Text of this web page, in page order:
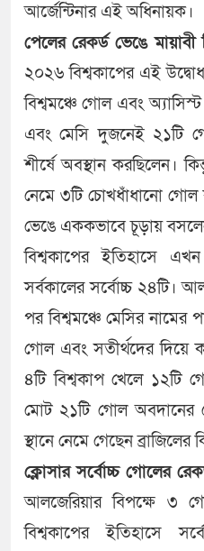
আর্জেন্টিনার এই অধিনায়ক।
পেলের রেকর্ড ভেঙে মায়াবী
২০২৬ বিশ্বকাপের এই
বিশ্বমঞ্চে গোল এবং
এবং মেসি দুজনেই ২১টি
শীর্ষে অবস্থান করছিলেন।
নেমে ৩টি চোখধাঁধানো
ভেঙে এককভাবে চূড়ায়
বিশ্বকাপের ইতিহাসে
সর্বকালের সর্বোচ্চ ২৪টি।
পর বিশ্বমঞ্চে মেসির
গোল এবং সতীর্থদের দিয়ে
৪টি বিশ্বকাপ খেলে ১২টি
মোট ২১টি গোল অবদানের
স্থানে নেমে গেছেন
ক্লোসার সর্বোচ্চ গোলের
আলজেরিয়ার বিপক্ষে ৩
বিশ্বকাপের ইতিহাসে